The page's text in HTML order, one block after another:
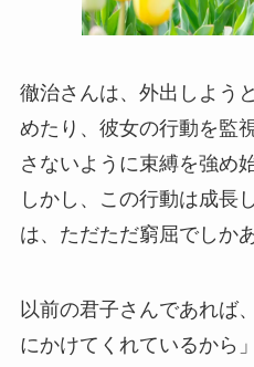
徹治さんは、外出しよう
めたり、彼女の行動を監
さないように束縛を強め
しかし、この行動は成長
は、ただただ窮屈でしか
以前の君子さんであれば
にかけてくれているから